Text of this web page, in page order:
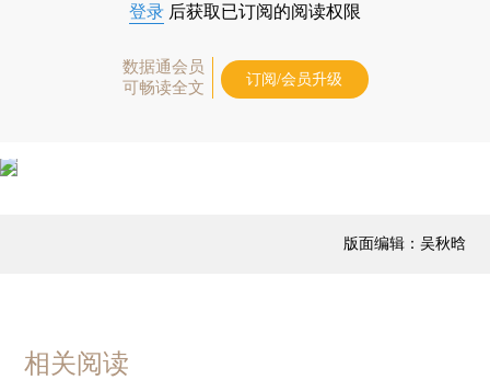
登录 后获取已订阅的阅读权限
数据通会员
可畅读全文
订阅/会员升级
版面编辑：吴秋晗
相关阅读